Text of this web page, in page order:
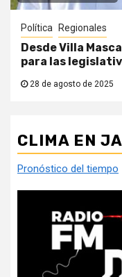
Política Regionales
Desde Villa
para las
28 de agosto de 2025
CLIMA EN
Pronóstico del tiempo